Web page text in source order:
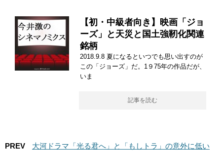
【初・中級者向き】映画「ジョ
ーズ」と天災と国土強靭化関連
銘柄
2018.9.8 夏になるといつでも思い出すのが
この「ジョーズ」だ。1９75年の作品だが、
いま
記事を読む
PREV
大河ドラマ「光る君へ」と「もしトラ」の意外に低い